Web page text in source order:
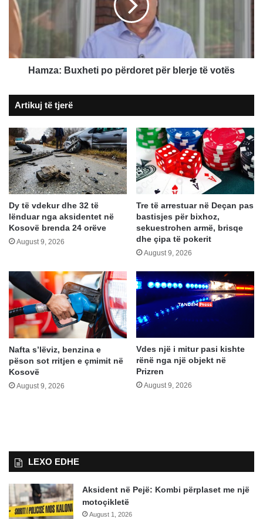
për
blerje
votës
Hamza: Buxheti po përdoret për blerje të votës
Artikuj të tjerë
Dy të vdekur dhe 32 të
lënduar nga aksidentet në
Kosovë brenda 24 orëve
August 9, 2026
Tre të arrestuar në Deçan pas
bastisjes për bixhoz,
sekuestrohen armë, brisqe
dhe çipa të pokerit
August 9, 2026
Nafta s’lëviz, benzina e
pëson sot rritjen e çmimit në
Kosovë
August 9, 2026
Vdes një i mitur pasi kishte
rënë nga një objekt në
Prizren
August 9, 2026
LEXO EDHE
Aksident në Pejë: Kombi përplaset me një
motoçikletë
August 1, 2026